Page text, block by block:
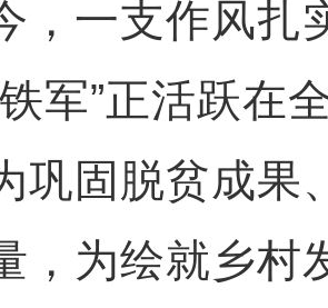
一支作风扎
军”正活跃在
巩固脱贫成果
，为绘就乡村